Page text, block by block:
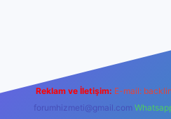
Reklam ve İletişim: E-mail:
forumhizmeti@gmail.com